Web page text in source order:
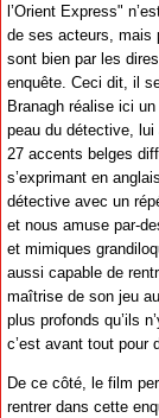
l’Orient Express"
de ses acteurs, mais
sont bien par les
enquête. Ceci dit, il
Branagh réalise ici
peau du détective, lui
27 accents belges
s’exprimant en
détective avec un
et nous amuse par-
et mimiques
aussi capable de
maîtrise de son jeu
plus profonds qu’ils
c’est avant tout pour
De ce côté, le film
rentrer dans cette